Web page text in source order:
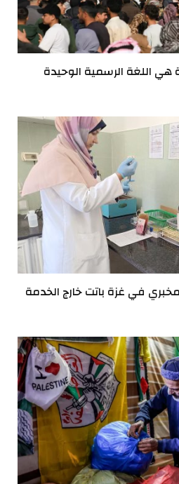
هي اللغة الرسمية الوحيدة